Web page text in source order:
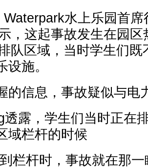
水上乐园首
，这起事故发生在园
队区域，当时学生们既
设施。
的信息，事故疑似与电
透露，学生们当时正在
域栏杆的时候
栏杆时，事故就在那